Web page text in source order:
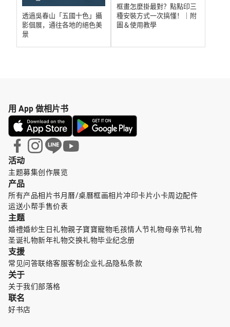
透過吳春山「五國十色」攝
影個展，通往各地的絕色美
景
框畫怎麼掛最對？點點印三
種安裝方式一次搞懂！｜附
圖＆使用教學
活动
主题募集创作展览
产品
所有产品相片书月曆/桌曆框画相片冲印卡片小卡周边配件
运送小帮手售价表
主题
婚禮婚紗生日礼物親子寶寶寵物毛孩情人节礼物母亲节礼物
圣诞礼物新年礼物交换礼物毕业纪念册
支援
常见问答联络客服客制企业礼品隐私条款
关于
关于我们部落格
联名
好书店
用 App 做相片书